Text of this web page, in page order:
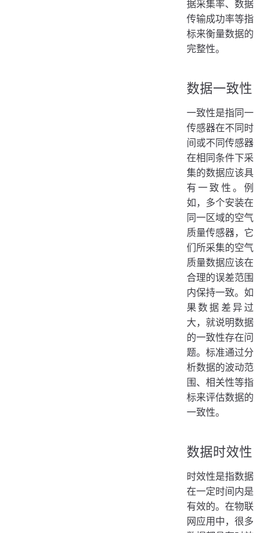
据采集率、数据
传输成功率等指
标来衡量数据的
完整性。
数据一致性
一致性是指同一
传感器在不同时
间或不同传感器
在相同条件下采
集的数据应该具
有一致性。例
如，多个安装在
同一区域的空气
质量传感器，它
们所采集的空气
质量数据应该在
合理的误差范围
内保持一致。如
果数据差异过
大，就说明数据
的一致性存在问
题。标准通过分
析数据的波动范
围、相关性等指
标来评估数据的
一致性。
数据时效性
时效性是指数据
在一定时间内是
有效的。在物联
网应用中，很多